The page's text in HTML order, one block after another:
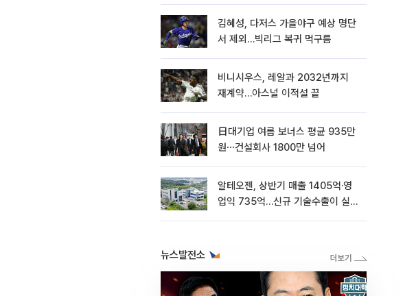
김혜성, 다저스 가을야구 예상 명단
서 제외…빅리그 복귀 먹구름
비니시우스, 레알과 2032년까지
재계약…아스널 이적설 끝
日대기업 여름 보너스 평균 935만
원⋯건설회사 1800만 넘어
알테오젠, 상반기 매출 1405억·영
업익 735억…신규 기술수출이 실적
뉴스발전소